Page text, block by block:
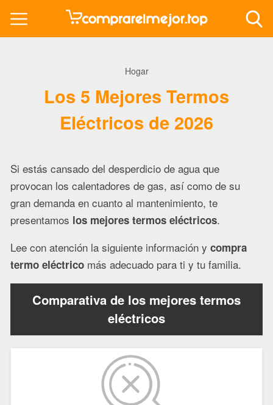
Hogar
Los 5 Mejores Termos
Eléctricos de 2026
Si estás cansado del desperdicio de agua que
provocan los calentadores de gas, así como de su
gran demanda en cuanto al mantenimiento, te
presentamos los mejores termos eléctricos.
Lee con atención la siguiente información y compra
termo eléctrico más adecuado para ti y tu familia.
Comparativa de los mejores termos
eléctricos